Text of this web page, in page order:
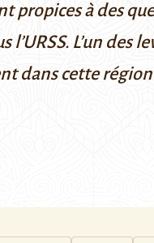
à des
L’un des
dans cette région